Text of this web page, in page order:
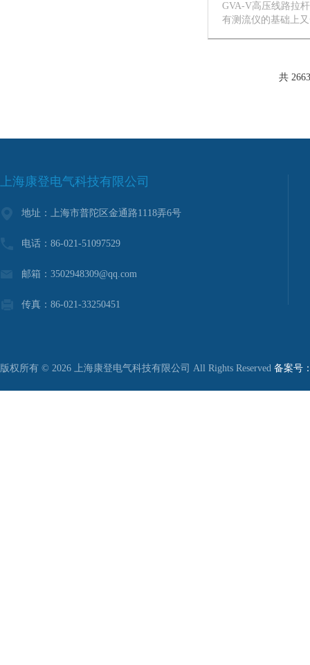
GVA-V高压线路拉
有测流仪的基础上
了,大大减少了工人
共
上海康登电气科技有限公司
地址：上海市普陀区金通路1118弄6号
电话：86-021-51097529
邮箱：3502948309@qq.com
传真：86-021-33250451
版权所有 © 2026 上海康登电气科技有限公司 All Rights Reserved 备案号